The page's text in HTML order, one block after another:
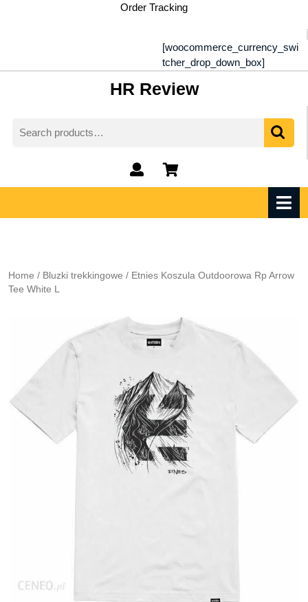
Order Tracking
[woocommerce_currency_swi
tcher_drop_down_box]
HR Review
for:
My
Account
shopping
cart
Home / Bluzki trekkingowe / Etnies Koszula Outdoorowa Rp Arrow
Tee White L